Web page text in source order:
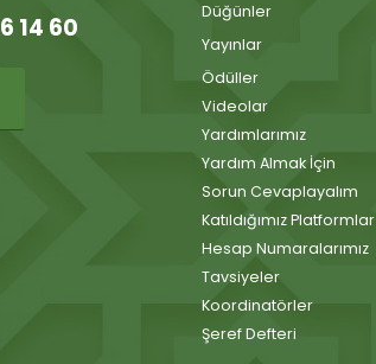
14 60
Düğünler
Yayınlar
Ödüller
Videolar
Yardımlarımız
Yardım Almak İçin
Sorun Cevaplayalım
Katıldığımız Platformlar
Hesap Numaralarımız
Tavsiyeler
Koordinatörler
Şeref Defteri